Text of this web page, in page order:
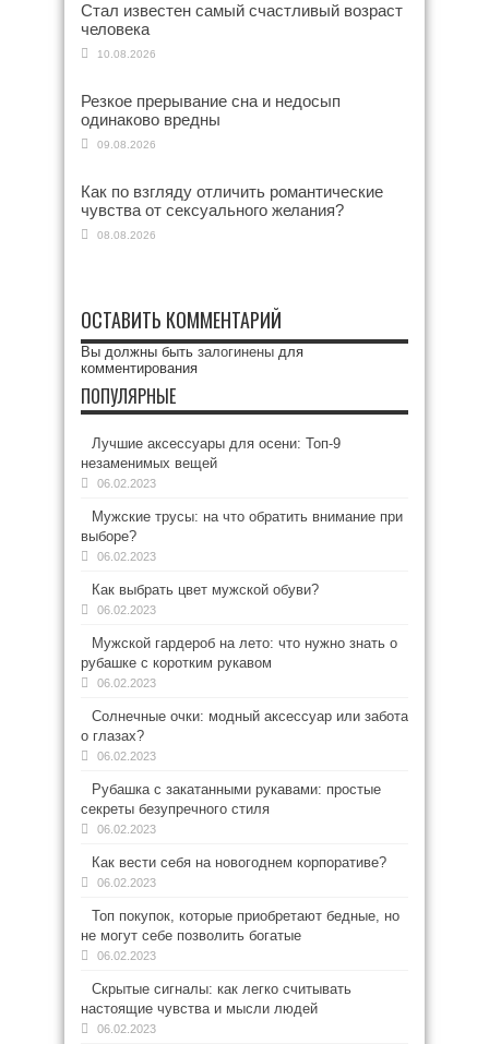
Стал известен самый счастливый возраст
человека
10.08.2026
Резкое прерывание сна и недосып
одинаково вредны
09.08.2026
Как по взгляду отличить романтические
чувства от сексуального желания?
08.08.2026
ОСТАВИТЬ КОММЕНТАРИЙ
Вы должны быть залогинены для
комментирования
ПОПУЛЯРНЫЕ
Лучшие аксессуары для осени: Топ-9
незаменимых вещей
06.02.2023
Мужские трусы: на что обратить внимание при
выборе?
06.02.2023
Как выбрать цвет мужской обуви?
06.02.2023
Мужской гардероб на лето: что нужно знать о
рубашке с коротким рукавом
06.02.2023
Солнечные очки: модный аксессуар или забота
о глазах?
06.02.2023
Рубашка с закатанными рукавами: простые
секреты безупречного стиля
06.02.2023
Как вести себя на новогоднем корпоративе?
06.02.2023
Топ покупок, которые приобретают бедные, но
не могут себе позволить богатые
06.02.2023
Скрытые сигналы: как легко считывать
настоящие чувства и мысли людей
06.02.2023